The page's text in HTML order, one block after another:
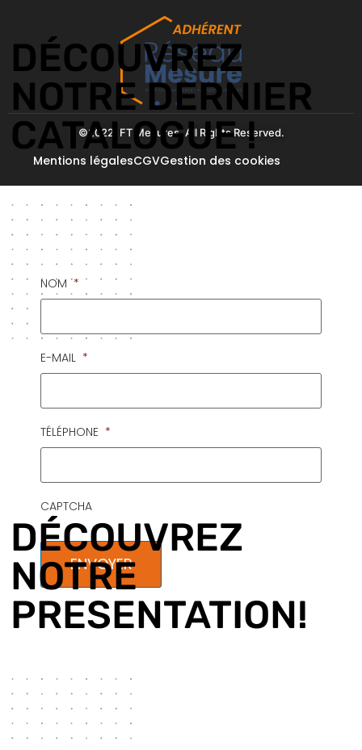
©2022. FT Mesures. All Rights Reserved.
Mentions légalesCGVGestion des cookies
DÉCOUVREZ
NOTRE DERNIER
CATALOGUE !
NOM *
E-MAIL *
TÉLÉPHONE *
CAPTCHA
DÉCOUVREZ
NOTRE
PRESENTATION!